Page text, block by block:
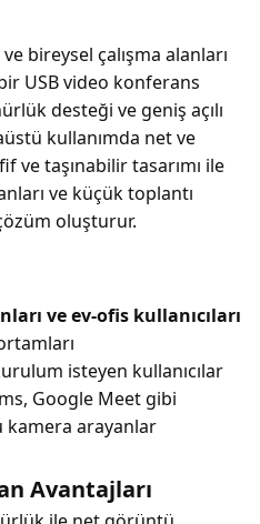
bireysel çalışma alanları
USB video konferans
desteği ve geniş açılı
kullanımda net ve
ve taşınabilir tasarımı ile
ve küçük toplantı
oluşturur.
ve ev-ofis kullanıcıları
isteyen kullanıcılar
Google Meet gibi
arayanlar
Avantajları